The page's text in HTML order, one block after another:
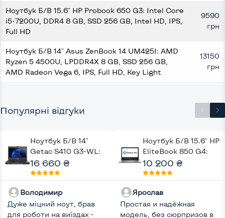
Ноутбук Б/В 15.6" HP Probook 650 G3: Intel Core
i5-7200U, DDR4 8 GB, SSD 256 GB, Intel HD, IPS,
Full HD
9590
грн
Ноутбук Б/В 14" Asus ZenBook 14 UM425I: AMD
Ryzen 5 4500U, LPDDR4X 8 GB, SSD 256 GB,
AMD Radeon Vega 6, IPS, Full HD, Key Light
13150
грн
Популярні відгуки
Ноутбук Б/В 14"
Getac S410 G3-WL:
Intel Core i5-8350U,
DDR4 8 GB, SSD 512
GB, Intel UHD, Key
Light
16 660 ₴
Володимир
Дуже міцний ноут, брав
для роботи на виїздах -
Ноутбук Б/В 15.6" HP
EliteBook 850 G4:
Intel Core i5-7200U,
DDR4 8 GB, SSD 128
GB, Intel HD, Full HD
10 200 ₴
Ярослав
Простая и надёжная
модель, без сюрпризов в